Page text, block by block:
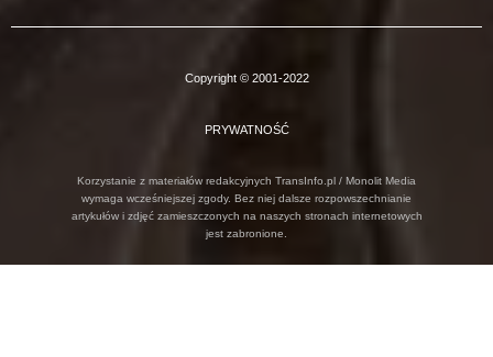
Copyright © 2001-2022
PRYWATNOŚĆ
Korzystanie z materiałów redakcyjnych TransInfo.pl / Monolit Media
wymaga wcześniejszej zgody. Bez niej dalsze rozpowszechnianie
artykułów i zdjęć zamieszczonych na naszych stronach internetowych
jest zabronione.